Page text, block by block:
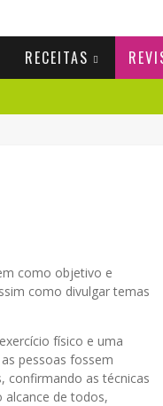
RECEITAS
como objetivo e
como divulgar temas
físico e uma
pessoas fossem
confirmando as técnicas
alcance de todos,